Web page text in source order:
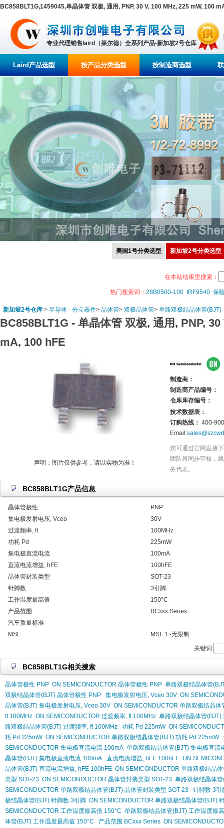
BC858BLT1G,1459045,单晶体管 双极, 通用, PNP, 30 V, 100 MHz, 225 mW, 100
专业代理销售laird（莱尔德）全系列产品-新加坡2号仓库
Laird产品选型 按产品分类选型 按制造商选型
美国1号分类选型 新加坡2号分类选型
在本站结果里搜索：
热门搜索词： 28B0500-100 IRF9540 保
新加坡2号仓库 > 半导体 - 分立器件> 晶体管> 双极晶体管> 单路双极结晶体管(BJT)
BC858BLT1G - 单晶体管 双极, 通用, PNP,
mA, 100 hFE
声明：图片仅供参考，请以实物为准！
制造商：
制造商产品编号：
仓库库存编号：
技术数据表：
订购热线： 400-
Email:
您可通过官网直接
团队将同步审核；
务代表。
BC858BLT1G产品信息
晶体管极性
PNP
集电极发射电压, Vceo
30V
过渡频率, ft
100MHz
功耗 Pd
225mW
集电极直流电流
100mA
直流电流增益, hFE
100hFE
晶体管封装类型
SOT-23
针脚数
3引脚
工作温度最高值
150°C
产品范围
BCxxx Series
汽车质量标准
-
MSL
MSL 1 -无限制
关键词
BC858BLT1G相关搜索
晶体管极性 PNP ON SEMICONDUCTOR 晶体管极性 PNP 单路双极结晶体管
双极结晶体管(BJT) 晶体管极性 PNP
集电极发射电压, Vceo 30V ON
晶体管(BJT) 集电极发射电压, Vceo 30V ON SEMICONDUCTOR 单路双极结晶
ft 100MHz ON SEMICONDUCTOR 过渡频率, ft 100MHz 单路双极结晶体管(BJT)
路双极结晶体管(BJT) 过渡频率, ft 100MHz
功耗 Pd 225mW ON
耗 Pd 225mW ON SEMICONDUCTOR 单路双极结晶体管(BJT) 功耗 Pd 225mW
SEMICONDUCTOR 集电极直流电流 100mA 单路双极结晶体管(BJT) 集电极直流
晶体管(BJT) 集电极直流电流 100mA
直流电流增益, hFE 100hFE ON
晶体管(BJT) 直流电流增益, hFE 100hFE ON SEMICONDUCTOR 单路双极结晶
类型 SOT-23 ON SEMICONDUCTOR 晶体管封装类型 SOT-23 单路双极结晶体
SEMICONDUCTOR 单路双极结晶体管(BJT) 晶体管封装类型 SOT-23
针脚数 3引
极结晶体管(BJT) 针脚数 3引脚 ON SEMICONDUCTOR 单路双极结晶体管(BJT)
SEMICONDUCTOR 工作温度最高值 150°C 单路双极结晶体管(BJT) 工作温度最
体管(BJT) 工作温度最高值 150°C
产品范围 BCxxx Series ON